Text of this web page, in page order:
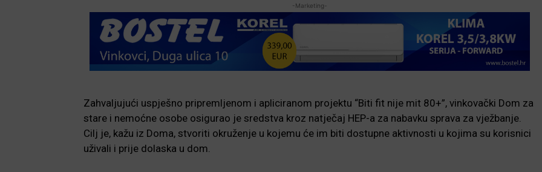
-Marketing-
Zahvaljujući uspješno pripremljenom i apliciranom projektu “Biti fit nije mit 80+”, vinkovački Dom za
stare i nemoćne osobe osigurao je sredstva kroz natječaj HEP-a za nabavku sprava za vježbanje.
Cilj je, kažu iz Doma, stvoriti okruženje u kojemu će im biti dostupne aktivnosti u kojima su korisnici
uživali i prije dolaska u dom.